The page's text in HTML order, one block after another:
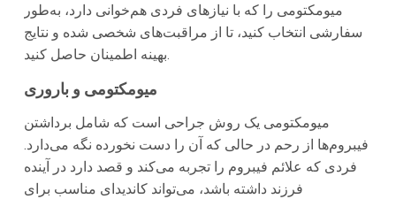
میومکتومی را که با نیازهای فردی هم‌خوانی دارد، به‌طور
سفارشی انتخاب کنید، تا از مراقبت‌های شخصی شده و نتایج
بهینه اطمینان حاصل کنید.
میومکتومی و باروری
میومکتومی یک روش جراحی است که شامل برداشتن
فیبروم‌ها از رحم در حالی که آن را دست نخورده نگه می‌دارد.
فردی که علائم فیبروم را تجربه می‌کند و قصد دارد در آینده
فرزند داشته باشد، می‌تواند کاندیدای مناسب برای